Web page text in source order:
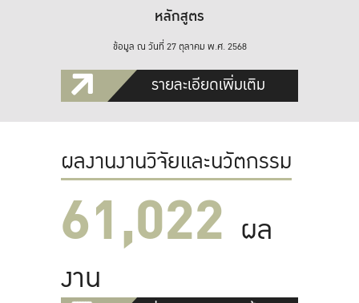
หลักสูตร
ข้อมูล ณ วันที่ 27 ตุลาคม พ.ศ. 2568
รายละเอียดเพิ่มเติม
ผลงานงานวิจัยและนวัตกรรม
61,022 ผล
งาน